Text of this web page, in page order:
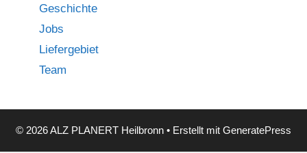
Geschichte
Jobs
Liefergebiet
Team
© 2026 ALZ PLANERT Heilbronn • Erstellt mit GeneratePress